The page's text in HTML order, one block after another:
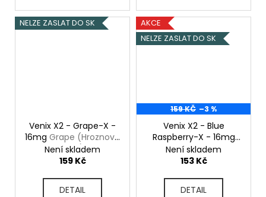
NELZE ZASLAT DO SK
Venix X2 - Grape-X -
16mg Grape (Hroznové
víno)
Není skladem
159 Kč
DETAIL
AKCE
NELZE ZASLAT DO SK
159 KČ –3 %
Venix X2 - Blue
Raspberry-X - 16mg
Blue Raspberry
(Malina, Borůvka)
Není skladem
153 Kč
DETAIL